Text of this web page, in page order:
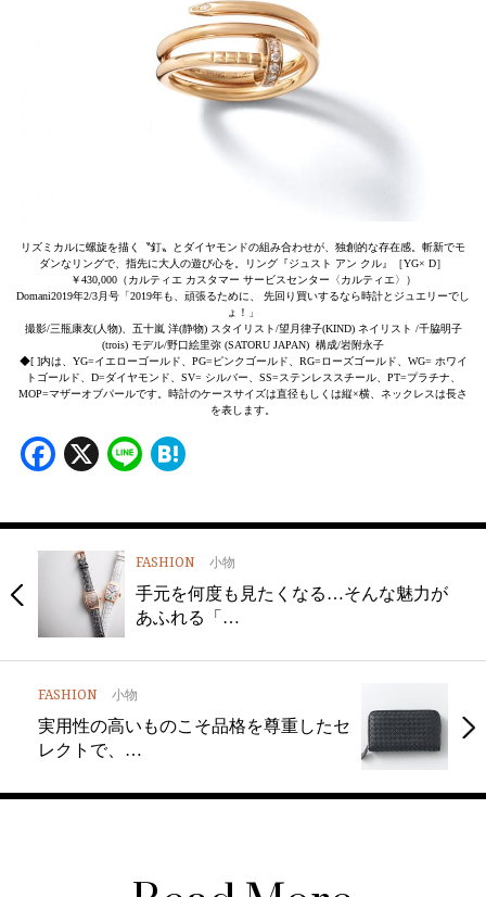
リズミカルに螺旋を描く〝釘〟とダイヤモンドの組み合わせが、独創的な存在感。斬新でモ
ダンなリングで、指先に大人の遊び心を。リング『ジュスト アン クル』［YG× D］
￥430,000（カルティエ カスタマー サービスセンター〈カルティエ〉）
Domani2019年2/3月号「2019年も、頑張るために、 先回り買いするなら時計とジュエリーでし
ょ！」
撮影/三瓶康友(人物)、五十嵐 洋(静物) スタイリスト/望月律子(KIND) ネイリスト /千脇明子
(trois) モデル/野口絵里弥 (SATORU JAPAN) 構成/岩附永子
◆[ ]内は、YG=イエローゴールド、PG=ピンクゴールド、RG=ローズゴールド、WG= ホワイ
トゴールド、D=ダイヤモンド、SV= シルバー、SS=ステンレススチール、PT=プラチナ、
MOP=マザーオブパールです。時計のケースサイズは直径もしくは縦×横、ネックレスは長さ
を表します。
Facebook
X Line
FASHION 小物
手元を何度も見たくなる…そんな魅力が
あふれる「…
FASHION 小物
実用性の高いものこそ品格を尊重したセ
レクトで、…